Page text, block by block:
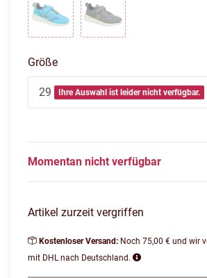
Größe
29 Ihre Auswahl ist leider nicht verfügbar.
Momentan nicht verfügbar
Artikel zurzeit vergriffen
Kostenloser Versand: Noch 75,00 € und wir
mit DHL nach Deutschland.